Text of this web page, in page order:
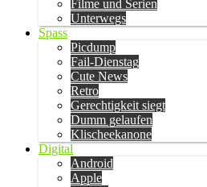
Filme und Serien
Unterwegs
Spass
Picdump
Fail-Dienstag
Cute News
Retro
Gerechtigkeit siegt
Dumm gelaufen
Klischeekanone
Digital
Android
Apple